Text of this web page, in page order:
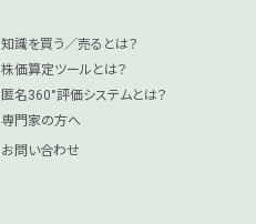
知識を買う／売るとは？
株価算定ツールとは？
匿名360°評価システムとは？
専門家の方へ
お問い合わせ